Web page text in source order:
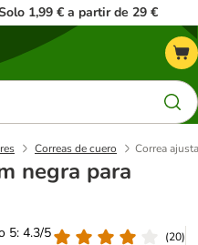
1,99 € a partir de 29 €
Correas de cuero Correa
negra para
5: 4.3/5
(20)